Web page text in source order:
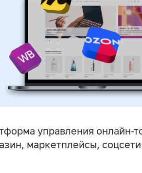
управления онлайн-
маркетплейсы,